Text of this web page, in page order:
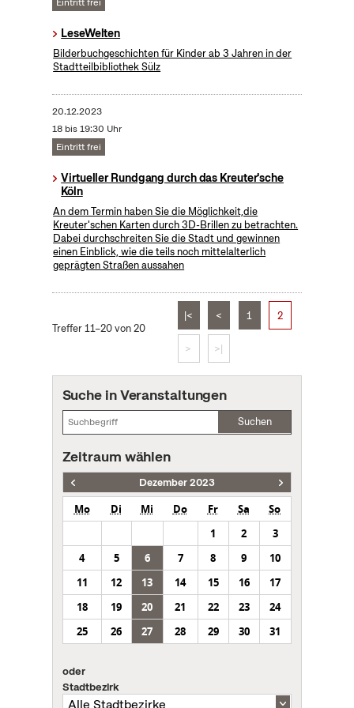
LeseWelten
Bilderbuchgeschichten für Kinder ab 3 Jahren in der
Stadtteilbibliothek Sülz
20.12.2023
18 bis 19:30 Uhr
Eintritt frei
Virtueller Rundgang durch das Kreuter'sche
Köln
An dem Termin haben Sie die Möglichkeit,die
Kreuter'schen Karten durch 3D-Brillen zu betrachten.
Dabei durchschreiten Sie die Stadt und gewinnen
einen Einblick, wie die teils noch mittelalterlich
geprägten Straßen aussahen
Treffer 11–20 von 20
|< < 1 2
> >|
Suche in Veranstaltungen
Suchen
Zeitraum wählen
Dezember 2023
Mo Di Mi Do Fr Sa
So
1
2
3
4
5 6 7 8 9
10
11
12 13 14 15 16
17
18
19 20 21 22 23
24
25
26 27 28 29 30 31
oder
Stadtbezirk